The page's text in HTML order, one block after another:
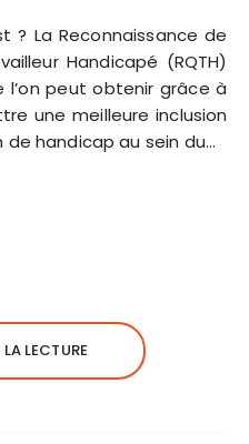
? La Reconnaissance de
Handicapé (RQTH)
peut obtenir grâce à
une meilleure inclusion
handicap au sein du…
LECTURE